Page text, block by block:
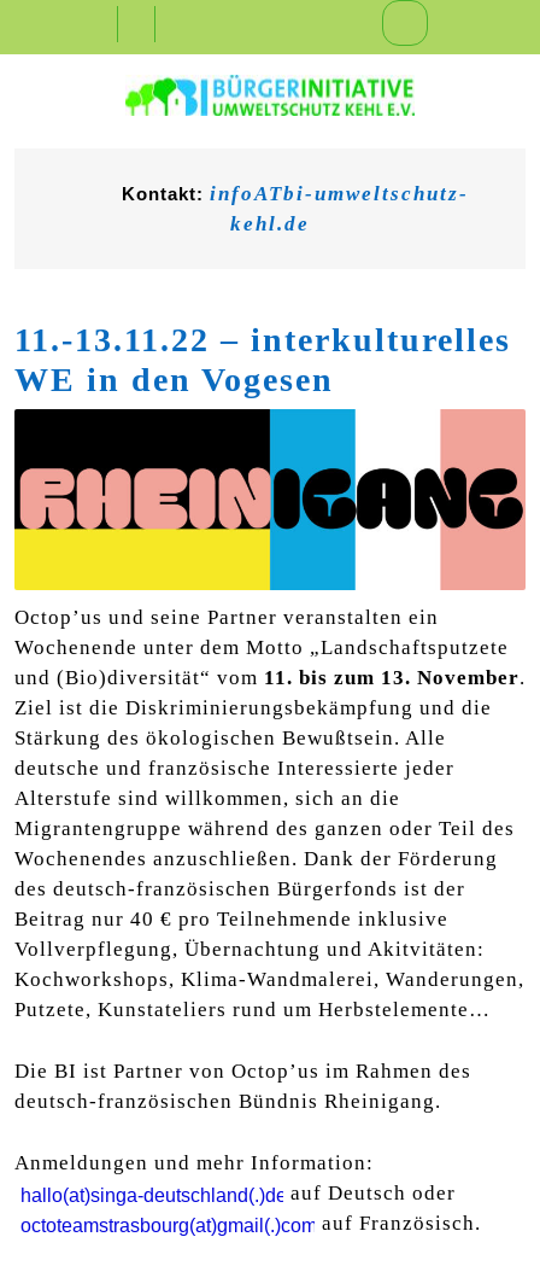
Button
Kontakt: infoATbi-umweltschutz-
kehl.de
11.-13.11.22 – interkulturelles
WE in den Vogesen
Octop’us und seine Partner veranstalten ein
Wochenende unter dem Motto „Landschaftsputzete
und (Bio)diversität“ vom 11. bis zum 13. November.
Ziel ist die Diskriminierungsbekämpfung und die
Stärkung des ökologischen Bewußtsein. Alle
deutsche und französische Interessierte jeder
Alterstufe sind willkommen, sich an die
Migrantengruppe während des ganzen oder Teil des
Wochenendes anzuschließen. Dank der Förderung
des deutsch-französischen Bürgerfonds ist der
Beitrag nur 40 € pro Teilnehmende inklusive
Vollverpflegung, Übernachtung und Akitvitäten:
Kochworkshops, Klima-Wandmalerei, Wanderungen,
Putzete, Kunstateliers rund um Herbstelemente…
Die BI ist Partner von Octop’us im Rahmen des
deutsch-französischen Bündnis Rheinigang.
Anmeldungen und mehr Information:
auf Deutsch oder
auf Französisch.